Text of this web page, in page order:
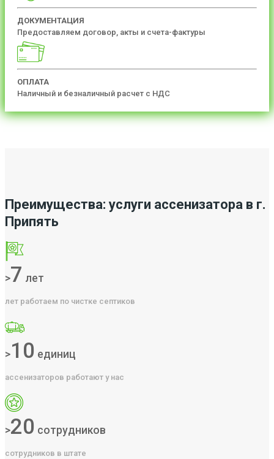
ДОКУМЕНТАЦИЯ
Предоставляем договор, акты и счета-фактуры
ОПЛАТА
Наличный и безналичный расчет с НДС
Преимущества: услуги ассенизатора в г.
Припять
>7 лет
лет работаем по чистке септиков
>10 единиц
ассенизаторов работают у нас
>20 сотрудников
сотрудников в штате